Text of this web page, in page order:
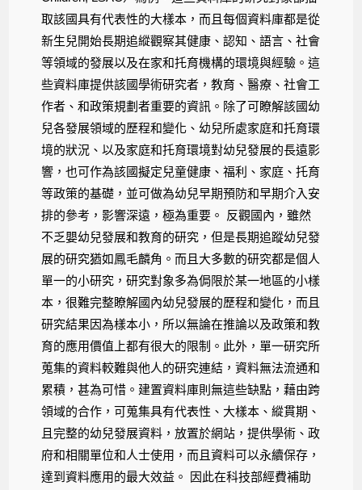
取該國具有代表性的大樣本，而且每個資料庫都是從
新生兒開始長期追縱觀察其健康、認知、語言、社會
等領域的發展以及在家和托育機構的環境與經驗。這
些資料庫提供該國學術研究者，教育、醫療、社會工
作者、和政策規劃者重要的資訊。除了可瞭解該國幼
兒各發展領域的歷程和變化、幼兒所處家庭和托育環
境的狀況、以及家庭和托育環境對幼兒發展的長遠影
響，也可作為該國擬定兒童健康、福利、家庭、托育
等政策的基礎，並可做為幼兒早期預防和早期介入安
排的參考，影響深遠，極為重要。 反觀國內，雖然
不乏嬰幼兒發展和教育的研究，但是長期追蹤幼兒發
展的研究猶如鳳毛麟角。而且大多數的研究都是個人
單一的小研究，研究對象多為侷限於某一地區的小樣
本，很難完整瞭解國內幼兒發展的歷程和變化，而且
研究結果因為樣本小，所以無論在推論以及政策和教
育的應用價值上都有很大的限制。此外，單一研究所
蒐集的資料較難與他人的研究連結，資料無法流通和
累積，甚為可惜。建置資料庫則無這些缺點，藉由跨
領域的合作，可蒐集具有代表性、大樣本、縱貫期、
且完整的幼兒發展資料，放置於網站，提供學術、政
府和相關單位和人士使用，而且資料可以永續保存，
達到資料應用的最大效益。 因此在科技部經費補助